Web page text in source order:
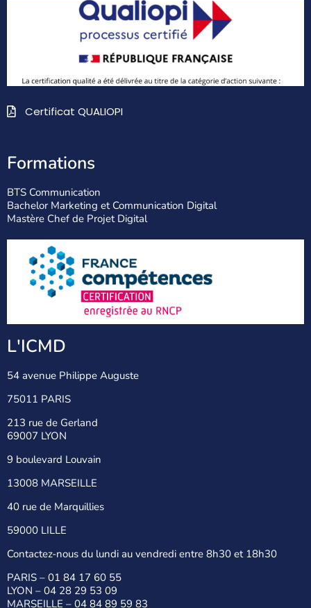
Certificat QUALIOPI
Formations
BTS Communication
Bachelor Marketing et Communication Digital
Mastère Chef de Projet Digital
L'ICMD
54 avenue Philippe Auguste
75011 PARIS
213 rue de Gerland
69007 LYON
9 boulevard Louvain
13008 MARSEILLE
40 rue de Marquillies
59000 LILLE
Contactez-nous du lundi au vendredi entre 8h30 et 18h30
PARIS – 01 84 17 60 55
LYON – 04 28 29 53 09
MARSEILLE – 04 84 89 59 83